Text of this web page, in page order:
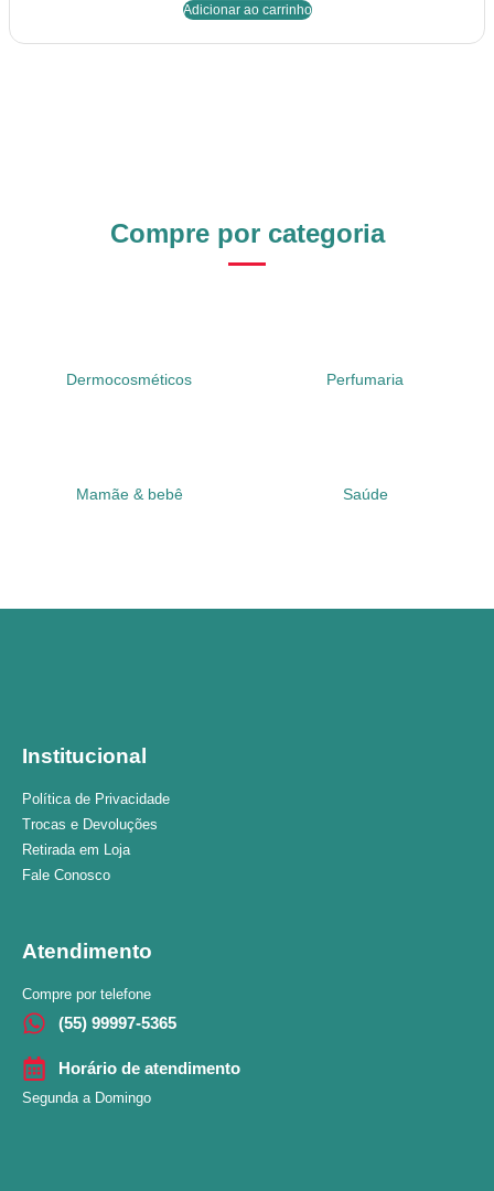
Adicionar ao carrinho
Compre por categoria
Dermocosméticos Perfumaria
Mamãe & bebê Saúde
Institucional
Política de Privacidade
Trocas e Devoluções
Retirada em Loja
Fale Conosco
Atendimento
Compre por telefone
(55) 99997-5365
Horário de atendimento
Segunda a Domingo